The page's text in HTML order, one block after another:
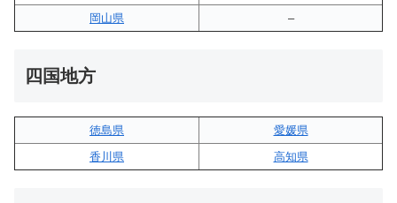
岡山県
–
四国地方
徳島県
愛媛県
香川県
高知県